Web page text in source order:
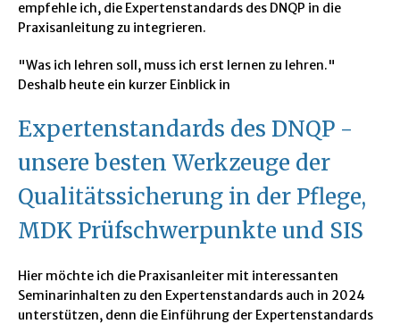
empfehle ich, die Expertenstandards des DNQP in die
Praxisanleitung zu integrieren.
"Was ich lehren soll, muss ich erst lernen zu lehren."
Deshalb heute ein kurzer Einblick in
Expertenstandards des DNQP -
unsere besten Werkzeuge der
Qualitätssicherung in der Pflege,
MDK Prüfschwerpunkte und SIS
Hier möchte ich die Praxisanleiter mit interessanten
Seminarinhalten zu den Expertenstandards auch in 2024
unterstützen, denn die Einführung der Expertenstandards